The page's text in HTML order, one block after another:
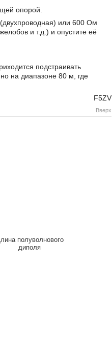
опорой.
или 600 Ом
и т.д.) и опустите её
подстраивать
на диапазоне 80 м, где
F5ZV
Вверх
полуволнового
диполя